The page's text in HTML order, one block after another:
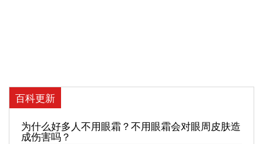
百科更新
为什么好多人不用眼霜？不用眼霜会对眼周皮肤造
成伤害吗？